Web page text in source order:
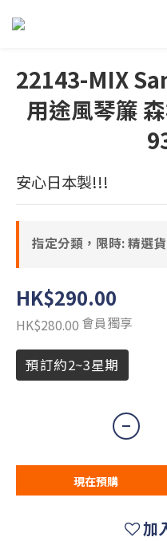
22143-MIX
用途風琴簾
安心日本製!!!
指定分類，限時: 精選
HK$290.00
HK$280.00 會員獨享
預訂約2~3星期
現在預購
加